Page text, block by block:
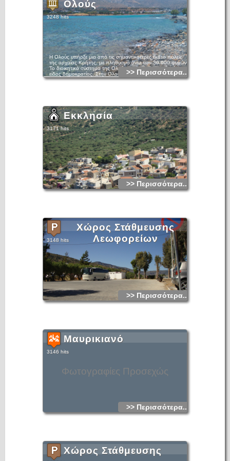
Ολούς
3248 hits
Η Ολούς υπήρξε μια από τις σημαντικότερες εκατό πόλεις
της αρχαίας Κρήτης, με πληθυσμό άνω των 30.000 ψυχών.
Το διοικητικό σύστημα της Ολούντος ήταν η ευνομία, ένα
είδος δημοκρατίας. Στην Ολούντα λατρευόταν ο Ταλλαίος
Δίας, ο Απόλλωνας και η Βριτόμαρτις με ναό αφιερωμένο σ΄
συνεχίστηκε και κατά την πρώτη Βυζαντινή περίοδο. Το
μαρτυρούν η Βασιλική του Πόρου με το θαυμάσιο μωσαϊκό,
επισκέψιμο σήμερα και η Βασιλική της Κολοκύθας με τα
εξαίσια λευκά μάρμαρα.
>> Περισσότερα...
Εκκλησία
3171 hits
>> Περισσότερα...
Χώρος Στάθμευσης
Λεωφορείων
3148 hits
>> Περισσότερα...
Φωτογραφίες Προσεχώς
Μαυρικιανό
3146 hits
>> Περισσότερα...
Χώρος Στάθμευσης